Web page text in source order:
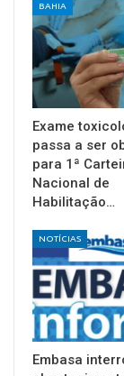
BAHIA
Exame
passa a ser
para 1ª
Nacional de
Habilitação…
NOTÍCIAS
Embasa